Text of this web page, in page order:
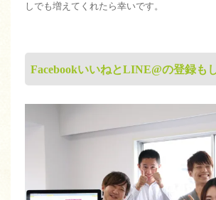
しでも増えてくれたら幸いです。
FacebookいいねとLINE@の登録も